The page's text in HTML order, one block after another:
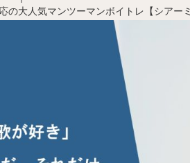
の大人気マンツーマンボイトレ【シアー